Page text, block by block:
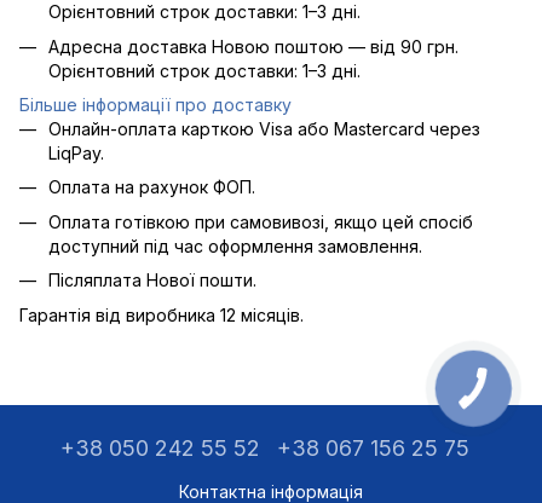
Орієнтовний строк доставки: 1–3 дні.
Адресна доставка Новою поштою — від 90 грн.
Орієнтовний строк доставки: 1–3 дні.
Більше інформації про доставку
Онлайн-оплата карткою Visa або Mastercard через
LiqPay.
Оплата на рахунок ФОП.
Оплата готівкою при самовивозі, якщо цей спосіб
доступний під час оформлення замовлення.
Післяплата Нової пошти.
Гарантія від виробника 12 місяців.
+38 050 242 55 52 +38 067 156 25 75
Контактна інформація